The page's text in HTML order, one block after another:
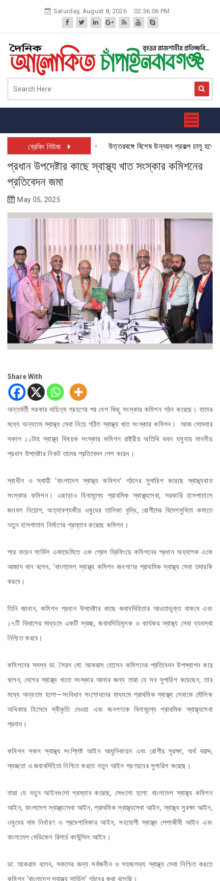
Saturday, August 8, 2026 02:36:07 PM
ব্রেকিং নিউজ উত্তরবঙ্গে বিশেষ উন্নয়ন প্রকল্প চালু হতে
প্রধান উপদেষ্টার কাছে স্বাস্থ্য খাত সংস্কার কমিশনের
প্রতিবেদন জমা
May 05, 2025
Share With
অন্তর্বর্তী সরকার দায়িত্ব গ্রহণের পর বেশ কিছু সংস্কার কমিশন গঠন করেছে। যাদের
মধ্যে অন্যতম স্বাস্থ্য সেবা নিয়ে গঠিত স্বাস্থ্য খাত সংস্কার কমিশন। আজ সোমবার
সকাল ১১টায় স্বাস্থ্য বিষয়ক সংস্কার কমিশন রাষ্ট্রীয় অতিথি ভবন যমুনায় মাননীয়
প্রধান উপদেষ্টার নিকট তাদের প্রতিবেদন পেশ করেন।
স্বাধীন ও স্থায়ী ‘বাংলাদেশ স্বাস্থ্য কমিশন’ গঠনের সুপারিশ করেছে স্বাস্থ্যখাত
সংস্কার কমিশন। এছাড়াও বিনামূল্যে প্রাথমিক স্বাস্থ্যসেবা, সরকারি হাসপাতালে
জনবল নিয়োগ, অত্যাবশ্যকীয় ওষুধের তালিকা বৃদ্ধি, রোগীদের বিদেশমুখিতা কমাতে
নতুন হাসপাতাল নির্মাণের প্রস্তাব করেছে কমিশন।
পরে ফরেন সার্ভিস একাডেমিতে এক প্রেস ব্রিফিংয়ে কমিশনের প্রধান অধ্যাপক একে
আজাদ খান বলেন, ‘বাংলাদেশ স্বাস্থ্য কমিশন জনগণের প্রাথমিক স্বাস্থ্য সেবা তদারকি
করবে।
তিনি জানান, কমিশন প্রধান উপদেষ্টার কাছে জবাবদিহিতার আওতাভুক্ত থাকবে এবং
১৭টি বিভাগের মাধ্যমে একটি স্বচ্ছ, জবাবদিহিমূলক ও কার্যকর স্বাস্থ্য সেবা ব্যবস্থা
নিশ্চিত করবে।
কমিশনের সদস্য ডা. সৈয়দ মো. আকরাম হোসেন কমিশনের প্রতিবেদন উপস্থাপন করে
বলেন, দেশের স্বাস্থ্য খাতে সংস্কার আনার জন্য তারা যে সব সুপারিশ করেছেন, তার
মধ্যে অন্যতম হলো—সংবিধান সংশোধনের মাধ্যমে প্রাথমিক স্বাস্থ্য সেবাকে মৌলিক
অধিকার হিসেবে স্বীকৃতি দেওয়া এবং জনগণকে বিনামূল্যে প্রাথমিক স্বাস্থ্যসেবা
প্রদান।
কমিশন সকল স্বাস্থ্য সংশ্লিষ্ট আইন আধুনিকায়ন এবং রোগীর সুরক্ষা, অর্থ বরাদ্দ,
স্বচ্ছতা ও জবাবদিহিতা নিশ্চিত করতে নতুন আইন প্রণয়নের সুপারিশ করেছে।
তারা যে নতুন আইনগুলো প্রস্তাব করেছে, সেগুলো হলো: বাংলাদেশ স্বাস্থ্য কমিশন
আইন, বাংলাদেশ স্বাস্থ্যসেবা আইন, প্রাথমিক স্বাস্থ্যসেবা আইন, স্বাস্থ্য সুরক্ষা আইন,
ওষুধের দাম নির্ধারণ ও প্রবেশাধিকার আইন, সহযোগী স্বাস্থ্য পেশাজীবী আইন এবং
বাংলাদেশ মেডিকেল রিসার্চ কাউন্সিল আইন।
ডা. আকরাম বলেন, সকলের জন্য সর্বজনীন ও সহজলভ্য স্বাস্থ্য সেবা নিশ্চিত করতে
কমিশন ‘বাংলাদেশ স্বাস্থ্য সার্ভিস’ গঠনের কথা বলেছি।